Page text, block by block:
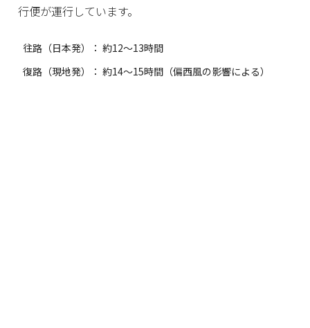
行便が運行しています。
往路（日本発）： 約12〜13時間
復路（現地発）： 約14〜15時間（偏西風の影響による）